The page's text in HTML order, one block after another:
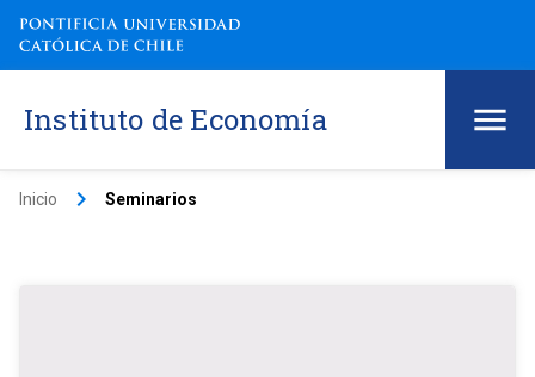
Instituto de Economía
Inicio keyboard_arrow_right Seminarios